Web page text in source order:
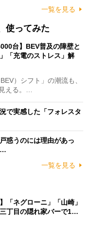
一覧を見る
使ってみた
台】BEV普及の障壁と
「充電のストレス」解
）シフト」の潮流も、
える。…
で実感した「フォレスタ
惑うのには理由があっ
…
一覧を見る
「ネグローニ」「山崎」
三丁目の隠れ家バーで1…